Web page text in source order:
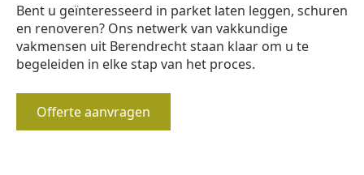
Bent u geïnteresseerd in parket laten leggen, schuren
en renoveren? Ons netwerk van vakkundige
vakmensen uit Berendrecht staan klaar om u te
begeleiden in elke stap van het proces.
Offerte aanvragen